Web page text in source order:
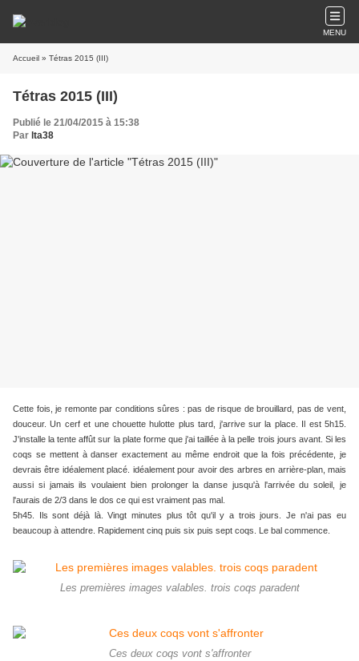
MENU
Accueil » Tétras 2015 (III)
Tétras 2015 (III)
Publié le 21/04/2015 à 15:38
Par lta38
Cette fois, je remonte par conditions sûres : pas de risque de brouillard, pas de vent,
douceur. Un cerf et une chouette hulotte plus tard, j'arrive sur la place. Il est 5h15.
J'installe la tente affût sur la plate forme que j'ai taillée à la pelle trois jours avant. Si les
coqs se mettent à danser exactement au même endroit que la fois précédente, je
devrais être idéalement placé. idéalement pour avoir des arbres en arrière-plan, mais
aussi si jamais ils voulaient bien prolonger la danse jusqu'à l'arrivée du soleil, je
l'aurais de 2/3 dans le dos ce qui est vraiment pas mal.
5h45. Ils sont déjà là. Vingt minutes plus tôt qu'il y a trois jours. Je n'ai pas eu
beaucoup à attendre. Rapidement cinq puis six puis sept coqs. Le bal commence.
Les premières images valables. trois coqs paradent
Ces deux coqs vont s'affronter